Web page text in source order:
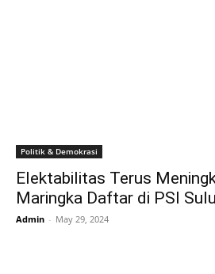
Politik & Demokrasi
Elektabilitas Terus
Maringka Daftar di PSI
Admin - May 29, 2024